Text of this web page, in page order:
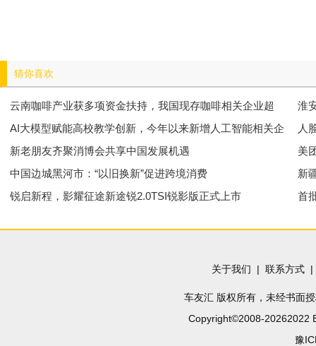
猜你喜欢
云南咖啡产业获多项资金扶持，我国现存咖啡相关企业超
23.5万家
淮
质
AI大模型赋能高校教学创新，今年以来新增人工智能相关企
业达28.6万家
人
新老朋友齐聚消博会共享中国发展机遇
美
中国边城黑河市：“以旧换新”促进跨境消费
新
锐启新程，影耀征途新途锐2.0TSI锐影版正式上市
首
关于我们 | 联系方式
车友汇 版权所有，未经书面
Copyright©2008-20262022
豫